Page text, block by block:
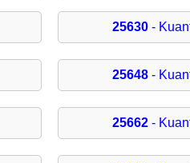
25630 -
25648 -
25662 -